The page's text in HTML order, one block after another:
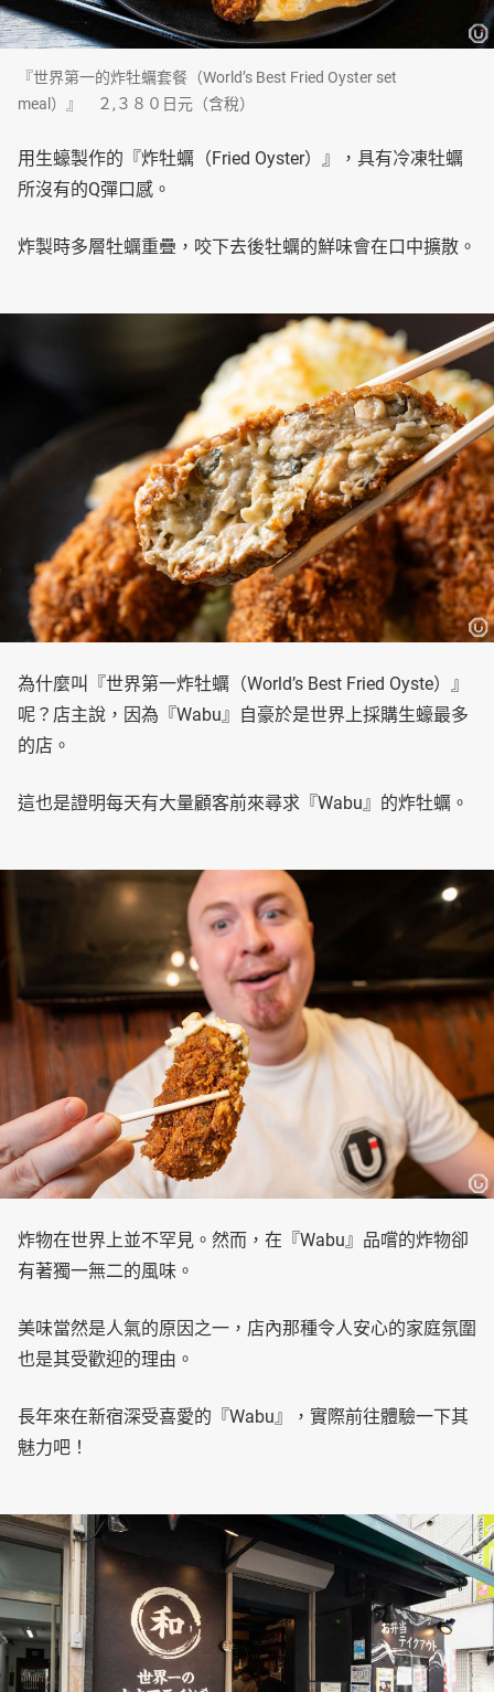
『世界第一的炸牡蠣套餐（World’s Best Fried Oyster set
meal）』 ２,３８０日元（含稅）
用生蠔製作的『炸牡蠣（Fried Oyster）』，具有冷凍牡蠣
所沒有的Q彈口感。
炸製時多層牡蠣重疊，咬下去後牡蠣的鮮味會在口中擴散。
為什麼叫『世界第一炸牡蠣（World’s Best Fried Oyste）』
呢？店主說，因為『Wabu』自豪於是世界上採購生蠔最多
的店。
這也是證明每天有大量顧客前來尋求『Wabu』的炸牡蠣。
炸物在世界上並不罕見。然而，在『Wabu』品嚐的炸物卻
有著獨一無二的風味。
美味當然是人氣的原因之一，店內那種令人安心的家庭氛圍
也是其受歡迎的理由。
長年來在新宿深受喜愛的『Wabu』，實際前往體驗一下其
魅力吧！